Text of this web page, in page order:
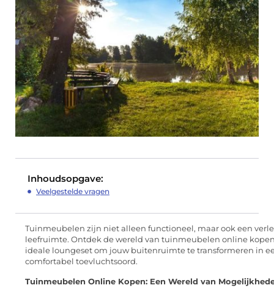
Inhoudsopgave:
Veelgestelde vragen
Tuinmeubelen zijn niet alleen functioneel, maar ook een
leefruimte. Ontdek de wereld van tuinmeubelen online
ideale loungeset om jouw buitenruimte te transformeren in
comfortabel toevluchtsoord.
Tuinmeubelen Online Kopen: Een Wereld van